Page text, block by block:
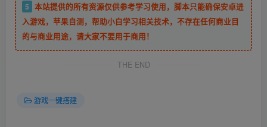
5 本站提供的所有资源仅供参考学习使用，脚本只能确保安卓进
入游戏，苹果自测，帮助小白学习相关技术，不存在任何商业目
的与商业用途，请大家不要用于商用！
THE END
游戏一键搭建